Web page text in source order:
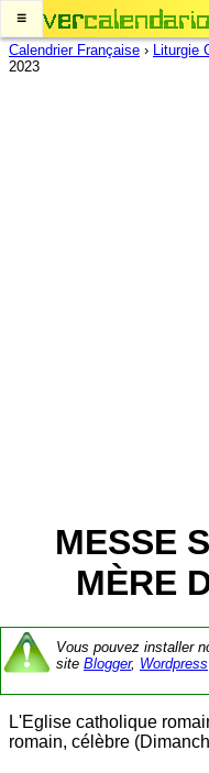
≡
Calendrier Française › Liturgie
2023
MESSE
MÈRE
Vous pouvez installer
site Blogger, Wordpress
L'Eglise catholique
romain, célèbre